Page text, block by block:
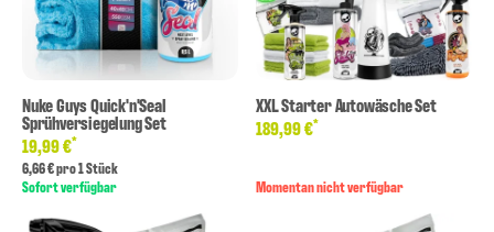
Nuke Guys Quick'n'Seal
Sprühversiegelung Set
19,99 €*
6,66 € pro 1 Stück
Sofort verfügbar
XXL Starter Autowäsche Set
189,99 €*
Momentan nicht verfügbar